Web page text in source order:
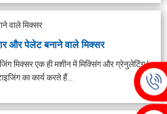
और पेलेट बनाने वाले मिक्सर
मिक्सर एक ही मशीन में मिक्सिंग और ग्रेनुलेटिंग/
का कार्य करते हैं...